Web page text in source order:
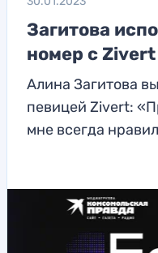
Загитова
номер с Zivert
Алина Загитова
певицей Zivert:
мне всегда